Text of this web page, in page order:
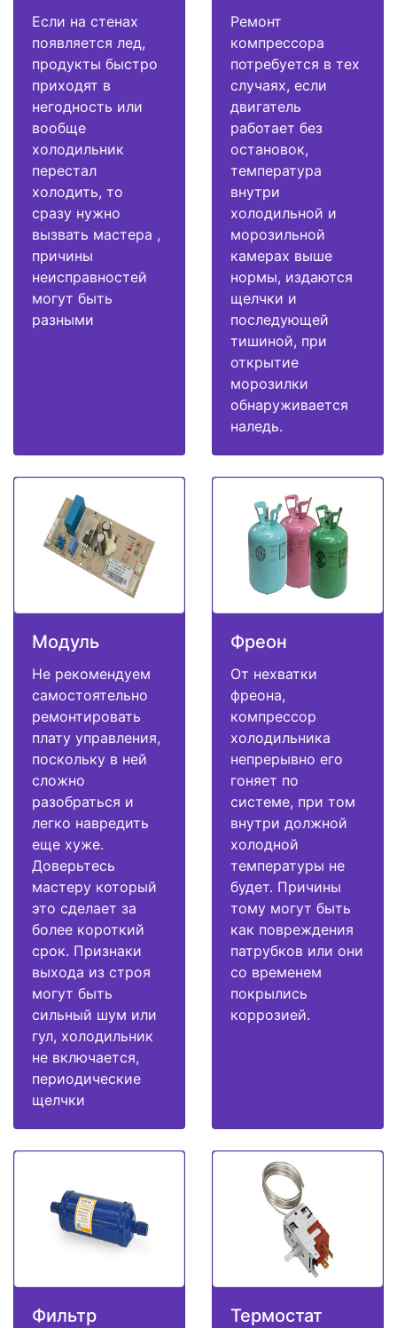
Если на стенах
появляется лед,
продукты быстро
приходят в
негодность или
вообще
холодильник
перестал
холодить, то
сразу нужно
вызвать мастера ,
причины
неисправностей
могут быть
разными
Ремонт
компрессора
потребуется в тех
случаях, если
двигатель
работает без
остановок,
температура
внутри
холодильной и
морозильной
камерах выше
нормы, издаются
щелчки и
последующей
тишиной, при
открытие
морозилки
обнаруживается
наледь.
Модуль
Не рекомендуем
самостоятельно
ремонтировать
плату управления,
поскольку в ней
сложно
разобраться и
легко навредить
еще хуже.
Доверьтесь
мастеру который
это сделает за
более короткий
срок. Признаки
выхода из строя
могут быть
сильный шум или
гул, холодильник
не включается,
периодические
щелчки
Фреон
От нехватки
фреона,
компрессор
холодильника
непрерывно его
гоняет по
системе, при том
внутри должной
холодной
температуры не
будет. Причины
тому могут быть
как повреждения
патрубков или они
со временем
покрылись
коррозией.
Фильтр Термостат